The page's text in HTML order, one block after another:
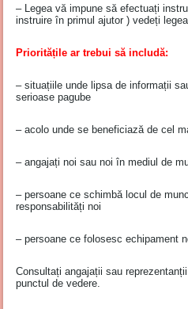
– Legea vă impune să efectuați
instruire în primul ajutor ) vedeți
Prioritățile ar trebui să includă:
– situațiile unde lipsa de informații
serioase pagube
– acolo unde se beneficiază de cel
– angajați noi sau noi în mediul de
– persoane ce schimbă locul de
responsabilități noi
– persoane ce folosesc echipament
Consultați angajații sau
punctul de vedere.